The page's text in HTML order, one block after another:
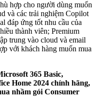
hợp cho người dùng muốn
và các trải nghiệm Copilot
đáp ứng tốt nhu cầu của
thành viên; Premium
trung vào cloud và email
với khách hàng muốn mua
365 Basic,
Home 2024 chính hãng,
nhầm gói Consumer